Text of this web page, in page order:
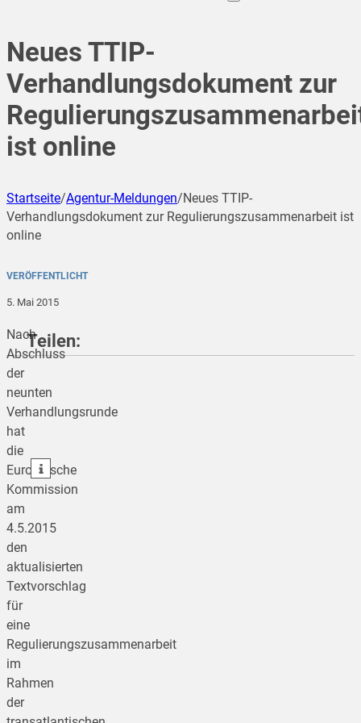
Neues TTIP-
Verhandlungsdokument zur
ist online
Startseite/Agentur-Meldungen/Neues TTIP-
Verhandlungsdokument zur Regulierungszusammenarbeit ist
online
VERÖFFENTLICHT
5. Mai 2015
Nach
Abschluss
der
neunten
Verhandlungsrunde
hat
die
Europäische
Kommission
am
4.5.2015
den
aktualisierten
Textvorschlag
für
eine
Regulierungszusammenarbeit
im
Rahmen
der
Teilen:
teilen
teilen